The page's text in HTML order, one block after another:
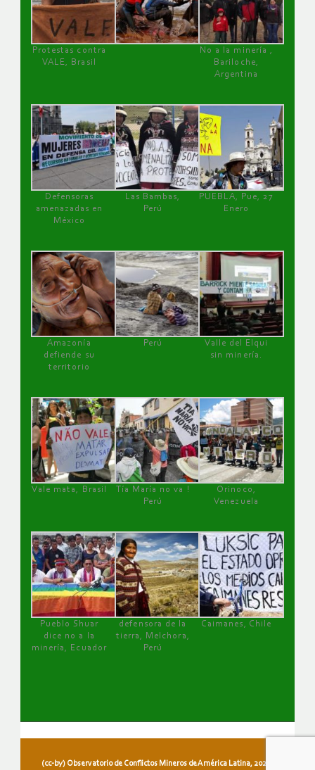
Protestas contra
VALE, Brasil
No a la minería ,
Bariloche,
Argentina
Defensoras
amenazadas en
México
Las Bambas,
Perú
PUEBLA, Pue, 27
Enero
Amazonía
defiende su
territorio
Perú
Valle del Elqui
sin minería.
Vale mata, Brasil
Tía María no va !
Perú
Orinoco,
Venezuela
Pueblo Shuar
dice no a la
minería, Ecuador
defensora de la
tierra, Melchora,
Perú
Caimanes, Chile
(cc-by) Observatorio de Conflictos Mineros de América Latina, 2026